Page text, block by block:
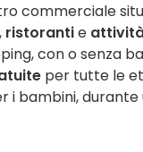
commerciale
, ristorantie
con o senza
per tutte le
bambini,